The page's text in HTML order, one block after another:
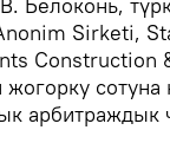
Sirketi,
Construction
сотуна
арбитраждык